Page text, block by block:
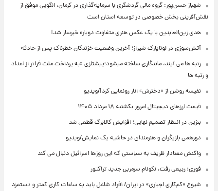
شهباز حسن‌پور: گروه مالی گردشگری با سرمایه‌گذاری در کرمان، الگویی موفق از
نقش‌آفرینی بخش خصوصی در توسعه استان است
هدی زین‌العابدین با یک عکس هنری متفاوت دوباره خبرساز شد!
آتش‌سوزی در لوناپارک شیراز؛ آخرین وضعیت خزندگان خطرناک پس از حادثه
رتبه ها می آیند، ماندگاری ساخته میشود؛پیشتازی «به پرداخت ملت فراتر از اعداد
و رتبه ها
نفیسه روشن از «دخترش» انار رونمایی کرد!/ویدیو
قیمت ارزهای دیجیتال امروز یکشنبه ۱۸ مرداد ۱۴۰۵
بنزین در انتظار تصمیم نهایی؛ افزایش کالابرگ قطعی شد
دورهمی بازیگران و هنرمندان در حاشیه یک نمایش/ویدیو
واکنش معنادار ظریف به سیاستی که این روزها اسرائیل دنبال می کند
فوری: ربیعی رفت، نکونام سرمربی جدید تراکتور
شیوع «کم‌کاری اجباری» در ایران/ افراد شاغل باید به ساعات کاری کمتر و دستمزد